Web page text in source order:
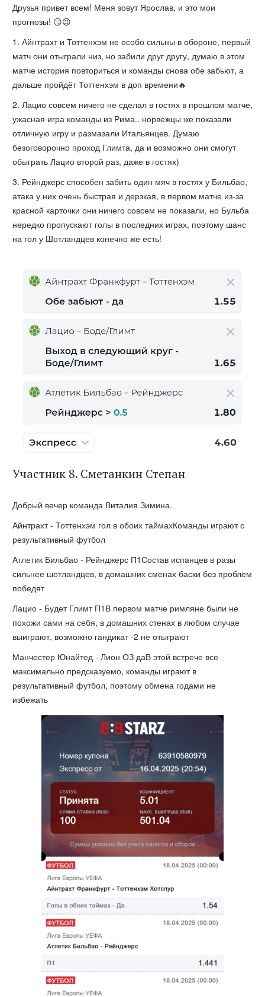
Друзья привет всем! Меня зовут Ярослав, и это мои
прогнозы! 😏😉
1. Айнтрахт и Тоттенхэм не особо сильны в обороне, первый
матч они отыграли низ, но забили друг другу, думаю в этом
матче история повториться и команды снова обе забьют, а
дальше пройдёт Тоттенхэм в доп времени🔥
2. Лацио совсем ничего не сделал в гостях в прошлом матче,
ужасная игра команды из Рима.. норвежцы же показали
отличную игру и размазали Итальянцев. Думаю
безоговорочно проход Глимта, да и возможно они смогут
обыграть Лацио второй раз, даже в гостях)
3. Рейнджерс способен забить один мяч в гостях у Бильбао,
атака у них очень быстрая и дерзкая, в первом матче из-за
красной карточки они ничего совсем не показали, но Бульба
нередко пропускают голы в последних играх, поэтому шанс
на гол у Шотландцев конечно же есть!
Участник 8. Сметанкин Степан
Добрый вечер команда Виталия Зимина.
Айнтрахт - Тоттенхэм гол в обоих таймахКоманды играют с
результативный футбол
Атлетик Бильбао - Рейнджерс П1Состав испанцев в разы
сильнее шотландцев, в домашних сменах баски без проблем
победят
Лацио - Будет Глимт П1В первом матче римляне были не
похожи сами на себя, в домашних стенах в любом случае
выиграют, возможно гандикат -2 не отыграют
Манчестер Юнайтед - Лион ОЗ даВ этой встрече все
максимально предсказуемо, команды играют в
результативный футбол, поэтому обмена годами не
избежать